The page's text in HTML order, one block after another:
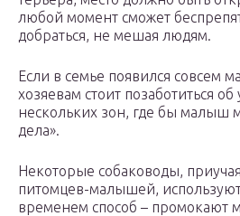
любой момент сможет
добраться, не мешая людям.
Если в семье появился совсем
хозяевам стоит позаботиться об
нескольких зон, где бы малыш
дела».
Некоторые собаководы,
питомцев-малышей,
временем способ – промокают